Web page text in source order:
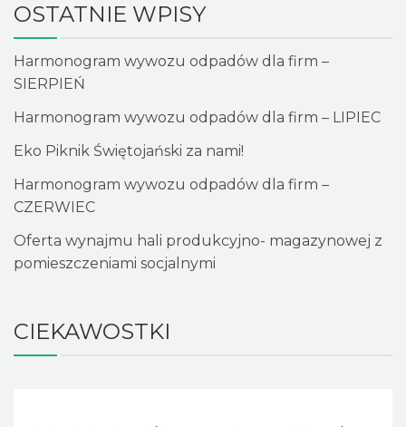
OSTATNIE WPISY
Harmonogram wywozu odpadów dla firm –
SIERPIEŃ
Harmonogram wywozu odpadów dla firm – LIPIEC
Eko Piknik Świętojański za nami!
Harmonogram wywozu odpadów dla firm –
CZERWIEC
Oferta wynajmu hali produkcyjno- magazynowej z
pomieszczeniami socjalnymi
CIEKAWOSTKI